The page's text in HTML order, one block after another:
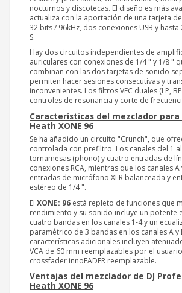
nocturnos y discotecas. El diseño es más
actualiza con la aportación de una tarjeta
32 bits / 96kHz, dos conexiones USB y hasta
S.
Hay dos circuitos independientes de
auriculares con conexiones de 1/4 " y 1/8 "
combinan con las dos tarjetas de sonido
permiten hacer sesiones consecutivas y
inconvenientes. Los filtros VFC duales (LP,
controles de resonancia y corte de
Características del mezclador para
Heath XONE 96
Se ha añadido un circuito "Crunch", que
controlada con prefiltro. Los canales del 1
tornamesas (phono) y cuatro entradas de
conexiones RCA, mientras que los canales A
entradas de micrófono XLR balanceada y
estéreo de 1/4 ".
El XONE: 96 está repleto de funciones que
rendimiento y su sonido incluye un potente
cuatro bandas en los canales 1-4 y un
paramétrico de 3 bandas en los canales A y
características adicionales incluyen
VCA de 60 mm reemplazables por el
crossfader innoFADER reemplazable.
Ventajas del mezclador de DJ
Heath XONE 96